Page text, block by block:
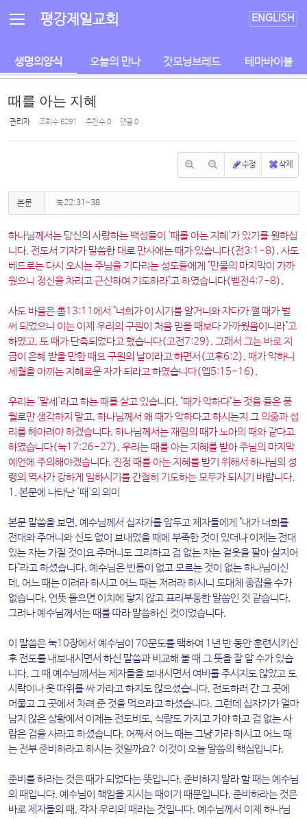
평강제일교회 ENGLISH
생명의양식 오늘의 만나 갓모닝브레드 테마바이블
때를 아는 지혜
관리자 조회 수6291 추천 수0 댓글0
수정 삭제
본문 눅22:31-38
하나님께서는 당신의 사랑하는 백성들이 '때를 아는 지혜'가 있기를 원하십
니다. 전도서 기자가 말씀한 대로 만사에는 때가 있습니다(전3:1-8). 사도
베드로는 다시 오시는 주님을 기다리는 성도들에게 "만물의 마지막이 가까
웠으니 정신을 차리고 근신하여 기도하라"고 하였습니다(벧전4:7-8).
사도 바울은 롬13:11에서 "너희가 이 시기를 알거니와 자다가 깰 때가 벌
써 되었으니 이는 이제 우리의 구원이 처음 믿을 때보다 가까웠음이니라"고
하였고, 또 때가 단축되었다고 했습니다(고전7:29). 그래서 그는 바로 지
금이 은혜 받을 만한 때요 구원의 날이라고 하면서(고후6:2), 때가 악하니
세월을 아끼는 지혜로운 자가 되라고 하였습니다(엡5:15-16).
우리는 '말세'라고 하는 때를 살고 있습니다. "때가 악하다"는 것을 들은 풍
월로만 생각하지 말고, 하나님께서 왜 때가 악하다고 하시는지 그 의중과 섭
리를 헤아려야 하겠습니다. 하나님께서는 재림의 때가 노아의 때와 같다고
하였습니다(눅17:26-27). 우리는 때를 아는 지혜를 받아 주님의 마지막
예언에 주의해야겠습니다. 진정 때를 아는 지혜를 받기 위해서 하나님의 성
령의 역사가 강하게 임하시기를 간절히 기도하는 모두가 되시기 바랍니다.
1. 본문에 나타난 '때'의 의미
본문 말씀을 보면, 예수님께서 십자가를 앞두고 제자들에게 "내가 너희를
전대와 주머니와 신도 없이 보내었을 때에 부족한 것이 있더냐 이제는 전대
있는 자는 가질 것이요 주머니도 그리하고 검 없는 자는 겉옷을 팔아 살지어
다"라고 하셨습니다. 예수님은 빈틈이 없고 모르는 것이 없는 하나님이신
데, 어느 때는 이러라 하시고 어느 때는 저러라 하시니 도대체 종잡을 수가
없습니다. 언뜻 들으면 이치에 닿지 않고 표리부동한 말씀인 것 같습니다.
그러나 예수님께서는 때를 따라 말씀하신 것이었습니다.
이 말씀은 눅10장에서 예수님이 70문도를 택하여 1년 반 동안 훈련시키신
후 전도를 내보내시면서 하신 말씀과 비교해 볼 때 그 뜻을 잘 알 수가 있습
니다. 그 때 예수님께서는 제자들을 보내시면서 여비를 주시지도 않았고 도
시락이나 옷 따위를 싸 가라고 하지도 않으셨습니다. 전도하러 간 그 곳에
머물고 그 곳에서 차려 준 것을 먹으라고 하셨습니다. 그런데 십자가가 얼마
남지 않은 상황에서 이제는 전도비도, 식량도 가지고 가야 하고 검 없는 사
람은 검을 사라고 하셨습니다. 어째서 어느 때는 그냥 가라 하시고 어느 때
는 전부 준비하라고 하시는 것일까요? 이것이 오늘 말씀의 핵심입니다.
준비를 하라는 것은 때가 되었다는 뜻입니다. 준비하지 말라 할 때는 예수님
의 때입니다. 예수님이 책임을 지시는 때이기 때문입니다. 준비하라는 것은
바로 제자들의 때, 각자 우리의 때라는 것입니다. 예수님께서 이제 하나님